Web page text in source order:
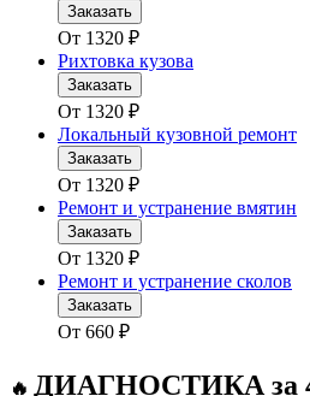
Заказать
От 1320 ₽
Рихтовка кузова
Заказать
От 1320 ₽
Локальный кузовной ремонт
Заказать
От 1320 ₽
Ремонт и устранение вмятин
Заказать
От 1320 ₽
Ремонт и устранение сколов
Заказать
От 660 ₽
🔥 ДИАГНОСТИКА за